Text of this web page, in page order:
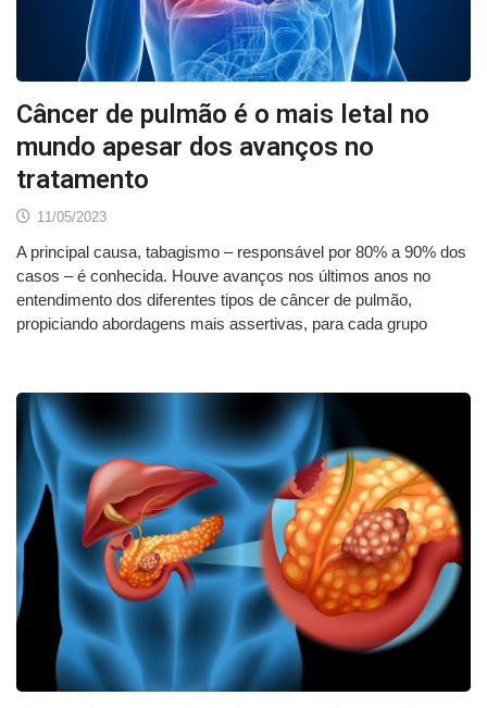
Câncer de pulmão é o mais letal no
mundo apesar dos avanços no
tratamento
11/05/2023
A principal causa, tabagismo – responsável por 80% a 90% dos
casos – é conhecida. Houve avanços nos últimos anos no
entendimento dos diferentes tipos de câncer de pulmão,
propiciando abordagens mais assertivas, para cada grupo